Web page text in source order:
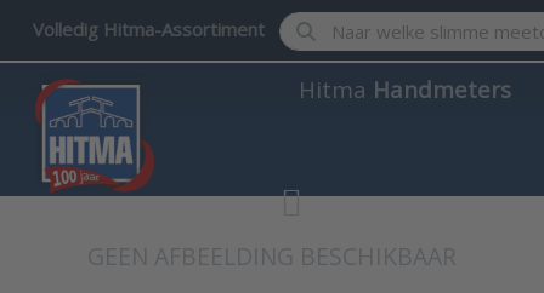
Volledig Hitma-Assortiment Enter a search term.
Hitma Handmeters